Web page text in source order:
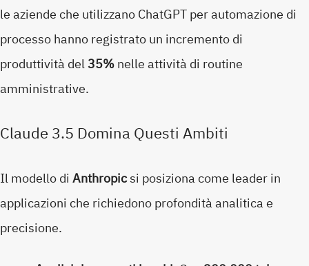
le aziende che utilizzano ChatGPT per automazione di
processo hanno registrato un incremento di
produttività del35%nelle attività di routine
amministrative.
Claude 3.5 Domina Questi Ambiti
Il modello di Anthropicsi posiziona come leader in
applicazioni che richiedono profondità analitica e
precisione.